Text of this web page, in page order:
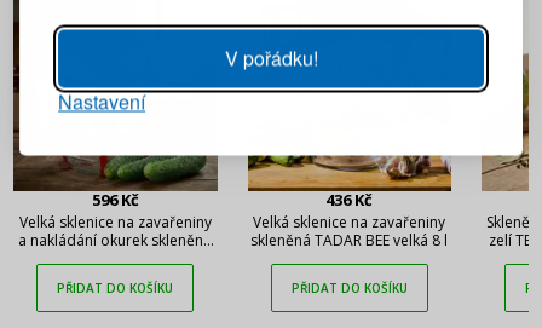
V pořádku!
Nastavení
596 Kč
Velká sklenice na zavařeniny
a nakládání okurek skleněná
PŘIDAT DO KOŠÍKU
436 Kč
Velká sklenice na zavařeniny
skleněná TADAR BEE velká 8 l
PŘIDAT DO KOŠÍKU
zelí
PŘIHLÁSIT SE
Připomenutí hesla